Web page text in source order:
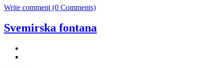
Write comment (0 Comments)
Svemirska fontana